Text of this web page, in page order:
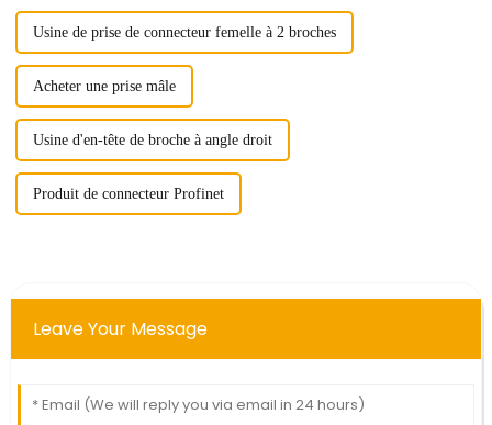
Usine de prise de connecteur femelle à 2 broches
Acheter une prise mâle
Usine d'en-tête de broche à angle droit
Produit de connecteur Profinet
Leave Your Message